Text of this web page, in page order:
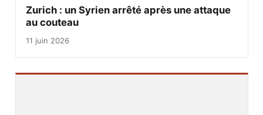
Zurich : un Syrien arrêté après une attaque
au couteau
11 juin 2026